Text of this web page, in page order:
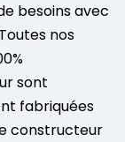
besoins avec
nos
sont
fabriquées
constructeur